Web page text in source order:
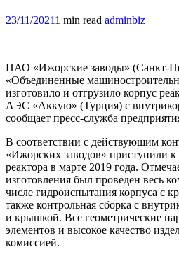
23/11/20211 min read adminbiz
ПАО «Ижорские заводы» (Санкт-
«Объединенные
изготовило и отгрузило корпус
АЭС «Аккую» (Турция) с
сообщает пресс-служба
В соответствии с действующим
«Ижорских заводов» приступили к
реактора в марте 2019 года.
изготовления был проведен весь
числе гидроиспытания корпуса с
также контрольная сборка с
и крышкой. Все геометрические
элементов и высокое качество
комиссией.